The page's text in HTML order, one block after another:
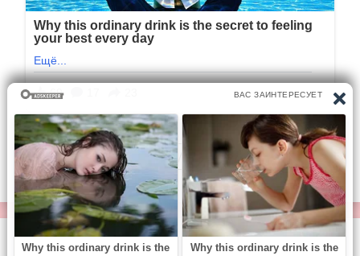
1/1
© https://vse-knigi.org